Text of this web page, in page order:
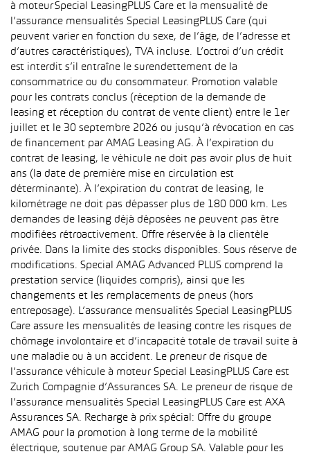
à moteur Special LeasingPLUS Care et la mensualité de
l’assurance mensualités Special LeasingPLUS Care (qui
peuvent varier en fonction du sexe, de l’âge, de l’adresse et
d’autres caractéristiques), TVA incluse. L’octroi d’un crédit
est interdit s’il entraîne le surendettement de la
consommatrice ou du consommateur. Promotion valable
pour les contrats conclus (réception de la demande de
leasing et réception du contrat de vente client) entre le 1er
juillet et le 30 septembre 2026 ou jusqu’à révocation en cas
de financement par AMAG Leasing AG. À l’expiration du
contrat de leasing, le véhicule ne doit pas avoir plus de huit
ans (la date de première mise en circulation est
déterminante). À l’expiration du contrat de leasing, le
kilométrage ne doit pas dépasser plus de 180 000 km. Les
demandes de leasing déjà déposées ne peuvent pas être
modifiées rétroactivement. Offre réservée à la clientèle
privée. Dans la limite des stocks disponibles. Sous réserve de
modifications. Special AMAG Advanced PLUS comprend la
prestation service (liquides compris), ainsi que les
changements et les remplacements de pneus (hors
entreposage). L’assurance mensualités Special LeasingPLUS
Care assure les mensualités de leasing contre les risques de
chômage involontaire et d’incapacité totale de travail suite à
une maladie ou à un accident. Le preneur de risque de
l’assurance véhicule à moteur Special LeasingPLUS Care est
Zurich Compagnie d’Assurances SA. Le preneur de risque de
l’assurance mensualités Special LeasingPLUS Care est AXA
Assurances SA. Recharge à prix spécial: Offre du groupe
AMAG pour la promotion à long terme de la mobilité
électrique, soutenue par AMAG Group SA. Valable pour les